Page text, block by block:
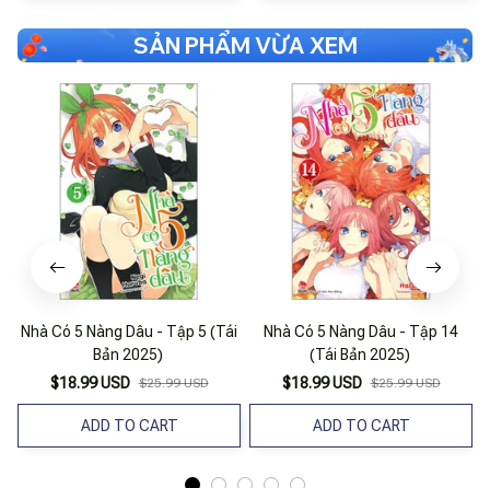
SẢN PHẨM VỪA XEM
Nhà Có 5 Nàng Dâu - Tập 5 (Tái
Bản 2025)
$18.99 USD $25.99 USD
ADD TO CART
Nhà Có 5 Nàng Dâu - Tập 14
(Tái Bản 2025)
$18.99 USD $25.99 USD
ADD TO CART